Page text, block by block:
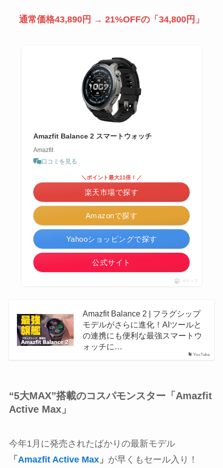
通常価格43,890円 → 21%OFFの「34,800円」
Amazfit Balance 2 スマートウォッチ
Amazfit
口コミを見る
Amazonで探す
＼ポイント最大11倍！／
楽天市場で探す
Yahooショッピングで探す
公式サイト
ポチップ
YouTube
Amazfit Balance 2 | フラグシップ
モデルがさらに進化！AIツールと
の連携にも便利な最強スマートウ
ォッチに…
“5大MAX”搭載のコスパモンスター「Amazfit
Active Max」
今年1月に発売されたばかりの最新モデル
「 Amazfit Active Max」 が早くもセール入り！